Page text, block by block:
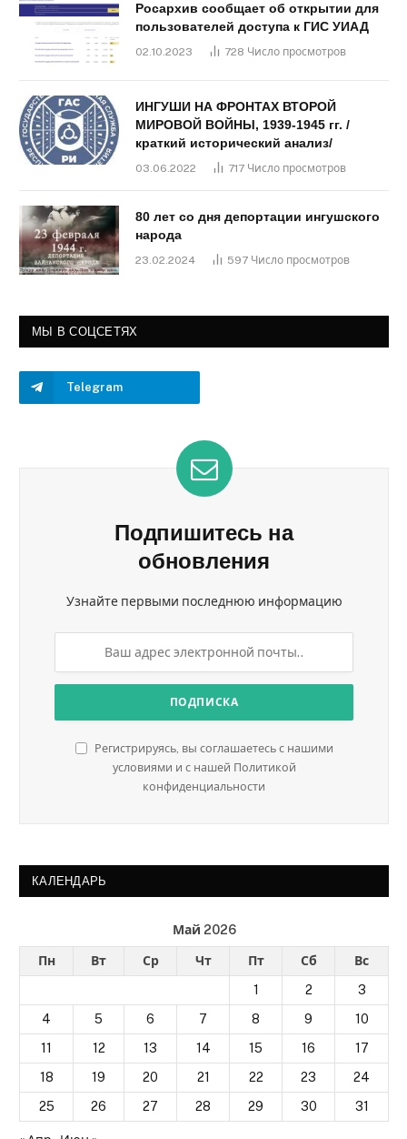
Росархив сообщает об открытии для
пользователей доступа к ГИС УИАД
02.10.2023 728 Число просмотров
ИНГУШИ НА ФРОНТАХ ВТОРОЙ
МИРОВОЙ ВОЙНЫ, 1939-1945 гг. /
краткий исторический анализ/
03.06.2022 717 Число просмотров
80 лет со дня депортации ингушского
народа
23.02.2024 597 Число просмотров
МЫ В СОЦСЕТЯХ
Telegram
Подпишитесь на
обновления
Узнайте первыми последнюю информацию
Регистрируясь, вы соглашаетесь с нашими
условиями и с нашей Политикой
конфиденциальности
КАЛЕНДАРЬ
Май 2026
Пн Вт Ср Чт Пт Сб
Вс
1
2
3
4
5 6 7 8 9
10
11
12 13 14 15 16
17
18
19 20 21 22 23
24
25
26 27 28 29 30 31